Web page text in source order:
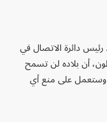
دائرة الاتصال في
أن بلاده لن تسمح
وستعمل على منع أي